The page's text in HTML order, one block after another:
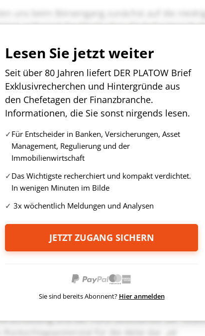
Lesen Sie jetzt weiter
Seit über 80 Jahren liefert DER PLATOW Brief
Exklusivrecherchen und Hintergründe aus
den Chefetagen der Finanzbranche.
Informationen, die Sie sonst nirgends lesen.
Für Entscheider in Banken, Versicherungen, Asset
Management, Regulierung und der
Immobilienwirtschaft
Das Wichtigste recherchiert und kompakt verdichtet.
In wenigen Minuten im Bilde
3x wöchentlich Meldungen und Analysen
JETZT ZUGANG SICHERN
Sie sind bereits Abonnent? Hier anmelden